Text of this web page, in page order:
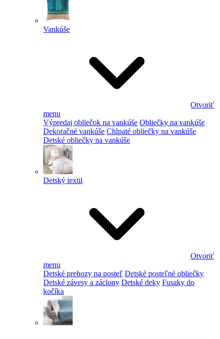
Vankúše
Otvoriť
menu
Výpredaj obliečok na vankúše Obliečky na vankúše
Dekoračné vankúše Chlpaté obliečky na vankúše
Detské obliečky na vankúše
Detský textil
Otvoriť
menu
Detské prehozy na posteľ Detské posteľné obliečky
Detské závesy a záclony Detské deky Fusaky do
kočíka